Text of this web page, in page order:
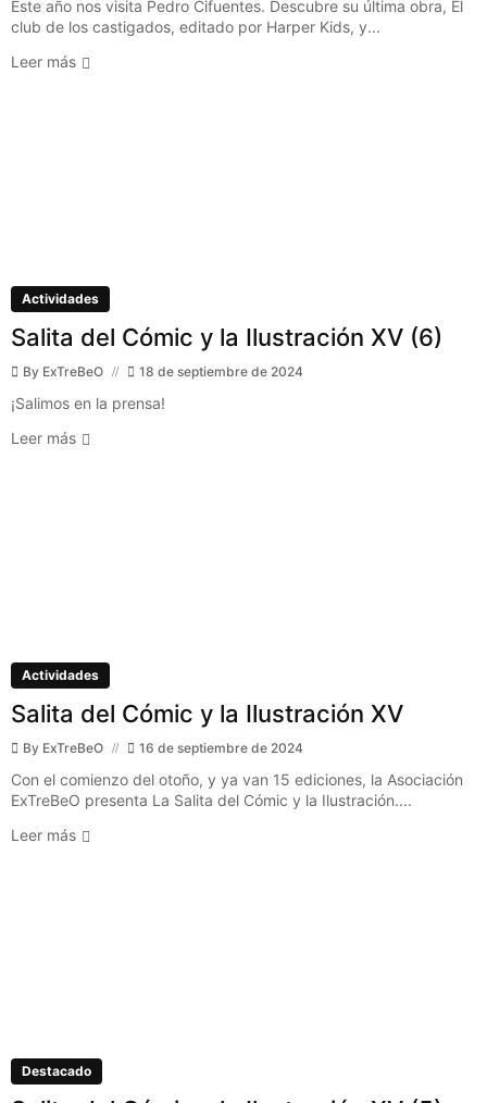
Este año nos visita Pedro Cifuentes. Descubre su última obra, El
club de los castigados, editado por Harper Kids, y...
Leer más
Actividades
Salita del Cómic y la Ilustración XV (6)
By ExTreBeO 18 de septiembre de 2024
¡Salimos en la prensa!
Leer más
Actividades
Salita del Cómic y la Ilustración XV
By ExTreBeO 16 de septiembre de 2024
Con el comienzo del otoño, y ya van 15 ediciones, la Asociación
ExTreBeO presenta La Salita del Cómic y la Ilustración....
Leer más
Destacado